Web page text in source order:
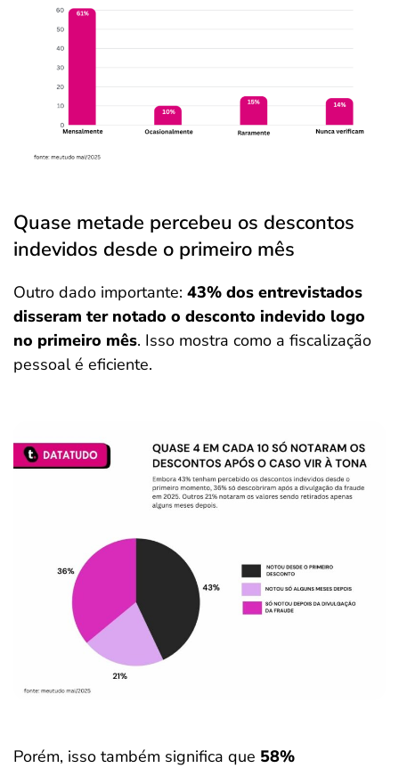
Quase metade percebeu os descontos
indevidos desde o primeiro mês
Outro dado importante: 43% dos entrevistados
disseram ter notado o desconto indevido logo
no primeiro mês. Isso mostra como a fiscalização
pessoal é eficiente.
Porém, isso também significa que 58%